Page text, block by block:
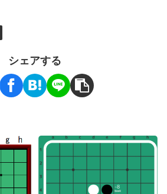
シェアする